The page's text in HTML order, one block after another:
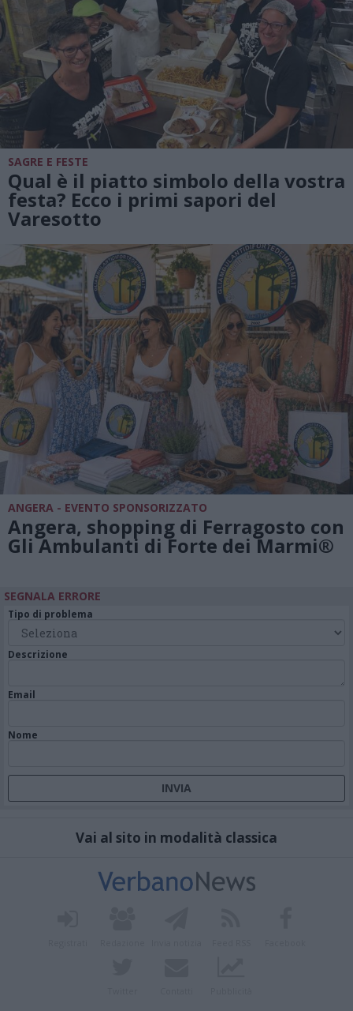
SAGRE E FESTE
Qual è il piatto simbolo della vostra
festa? Ecco i primi sapori del
Varesotto
ANGERA - EVENTO SPONSORIZZATO
Angera, shopping di Ferragosto con
Gli Ambulanti di Forte dei Marmi®
SEGNALA ERRORE
Tipo di problema
Descrizione
Email
Nome
Vai al sito in modalità classica